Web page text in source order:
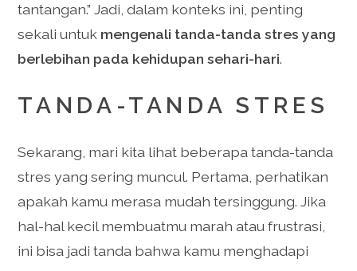
tantangan.” Jadi, dalam konteks ini, penting
sekali untuk mengenali tanda-tanda stres yang
berlebihan pada kehidupan sehari-hari.
TANDA-TANDA STRES
Sekarang, mari kita lihat beberapa tanda-tanda
stres yang sering muncul. Pertama, perhatikan
apakah kamu merasa mudah tersinggung. Jika
hal-hal kecil membuatmu marah atau frustrasi,
ini bisa jadi tanda bahwa kamu menghadapi